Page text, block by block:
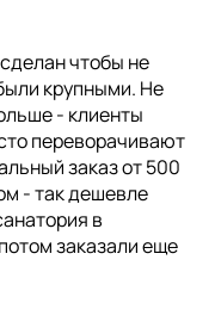
чтобы не
крупными. Не
- клиенты
переворачивают
заказ от 500
- так дешевле
в
заказали еще